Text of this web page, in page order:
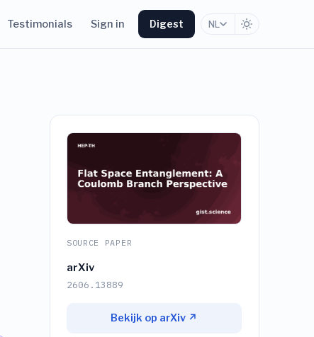
Testimonials Sign in Digest NL
SOURCE PAPER
arXiv
2606.13889
Bekijk op arXiv ↗